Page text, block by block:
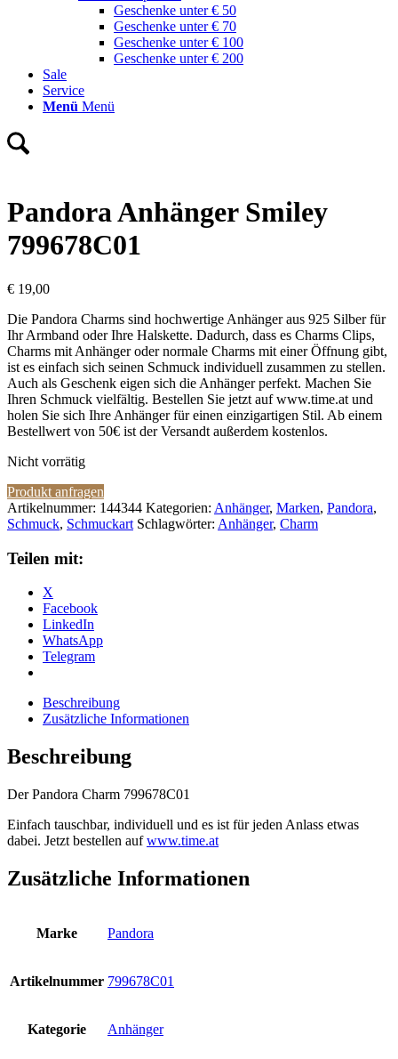
Geschenke unter € 50
Geschenke unter € 70
Geschenke unter € 100
Geschenke unter € 200
Sale
Service
Menü Menü
Pandora Anhänger Smiley
799678C01
€ 19,00
Die Pandora Charms sind hochwertige Anhänger aus 925 Silber für
Ihr Armband oder Ihre Halskette. Dadurch, dass es Charms Clips,
Charms mit Anhänger oder normale Charms mit einer Öffnung gibt,
ist es einfach sich seinen Schmuck individuell zusammen zu stellen.
Auch als Geschenk eigen sich die Anhänger perfekt. Machen Sie
Ihren Schmuck vielfältig. Bestellen Sie jetzt auf www.time.at und
holen Sie sich Ihre Anhänger für einen einzigartigen Stil. Ab einem
Bestellwert von 50€ ist der Versandt außerdem kostenlos.
Nicht vorrätig
Produkt anfragen
Artikelnummer: 144344 Kategorien: Anhänger, Marken, Pandora,
Schmuck, Schmuckart Schlagwörter: Anhänger, Charm
Teilen mit:
X
Facebook
LinkedIn
WhatsApp
Telegram
Beschreibung
Zusätzliche Informationen
Beschreibung
Der Pandora Charm 799678C01
Einfach tauschbar, individuell und es ist für jeden Anlass etwas
dabei. Jetzt bestellen aufwww.time.at
Zusätzliche Informationen
Marke Pandora
Artikelnummer 799678C01
Kategorie Anhänger